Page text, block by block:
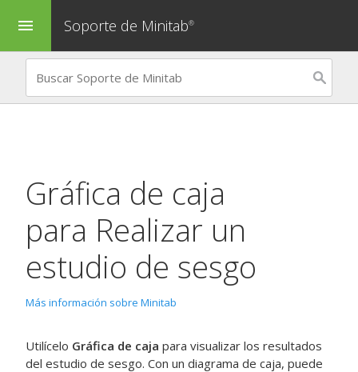
menu Soporte de Minitab®
Gráfica de caja
para Realizar un
estudio de sesgo
Más información sobre Minitab
Utilícelo Gráfica de caja para visualizar los resultados
del estudio de sesgo. Con un diagrama de caja, puede